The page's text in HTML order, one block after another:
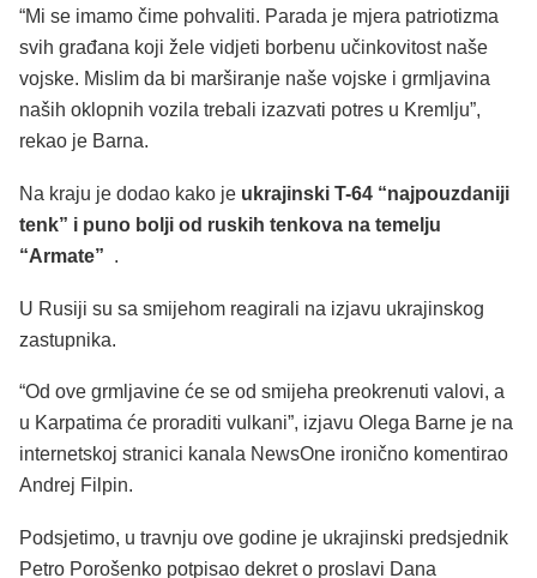
“Mi se imamo čime pohvaliti. Parada je mjera patriotizma
svih građana koji žele vidjeti borbenu učinkovitost naše
vojske. Mislim da bi marširanje naše vojske i grmljavina
naših oklopnih vozila trebali izazvati potres u Kremlju”,
rekao je Barna.
Na kraju je dodao kako je ukrajinski T-64 “najpouzdaniji
tenk” i puno bolji od ruskih tenkova na temelju
“Armate” .
U Rusiji su sa smijehom reagirali na izjavu ukrajinskog
zastupnika.
“Od ove grmljavine će se od smijeha preokrenuti valovi, a
u Karpatima će proraditi vulkani”, izjavu Olega Barne je na
internetskoj stranici kanala NewsOne ironično komentirao
Andrej Filpin.
Podsjetimo, u travnju ove godine je ukrajinski predsjednik
Petro Porošenko potpisao dekret o proslavi Dana